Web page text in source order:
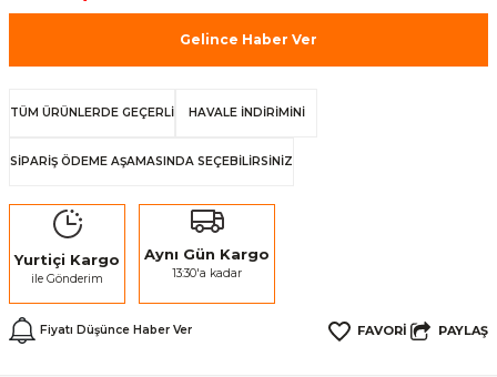
Gelince Haber Ver
TÜM ÜRÜNLERDE GEÇERLİ HAVALE İNDİRİMİNİ
SİPARİŞ ÖDEME AŞAMASINDA SEÇEBİLİRSİNİZ
Yurtiçi Kargo
ile Gönderim
Aynı Gün Kargo
13:30'a kadar
Fiyatı Düşünce Haber Ver PAYLAŞ